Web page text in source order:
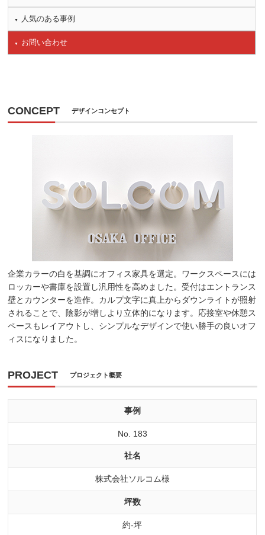
人気のある事例
お問い合わせ
CONCEPT デザインコンセプト
企業カラーの白を基調にオフィス家具を選定。ワークスペースには
ロッカーや書庫を設置し汎用性を高めました。受付はエントランス
壁とカウンターを造作。カルプ文字に真上からダウンライトが照射
されることで、陰影が増しより立体的になります。応接室や休憩ス
ペースもレイアウトし、シンプルなデザインで使い勝手の良いオフ
ィスになりました。
PROJECT プロジェクト概要
事例
No. 183
社名
株式会社ソルコム様
坪数
約-坪